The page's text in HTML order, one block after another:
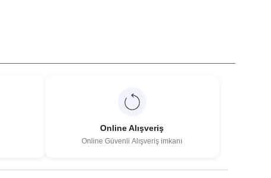
Online Alışveriş
Online Güvenli Alışveriş imkanı